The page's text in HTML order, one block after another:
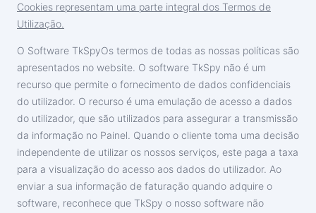
Cookies representam uma parte integral dos Termos de
Utilização.
O Software TkSpyOs termos de todas as nossas políticas são
apresentados no website. O software TkSpy não é um
recurso que permite o fornecimento de dados confidenciais
do utilizador. O recurso é uma emulação de acesso a dados
do utilizador, que são utilizados para assegurar a transmissão
da informação no Painel. Quando o cliente toma uma decisão
independente de utilizar os nossos serviços, este paga a taxa
para a visualização do acesso aos dados do utilizador. Ao
enviar a sua informação de faturação quando adquire o
software, reconhece que TkSpy o nosso software não